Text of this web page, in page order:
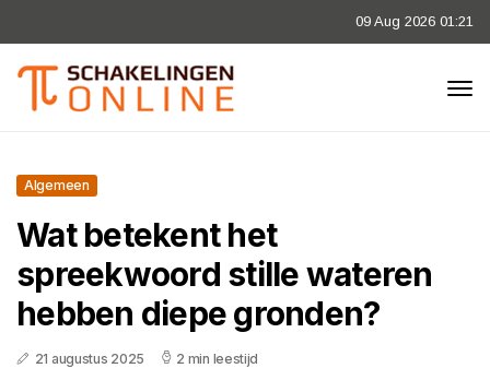
09 Aug 2026 01:21
Algemeen
Wat betekent het
spreekwoord stille wateren
hebben diepe gronden?
21 augustus 2025 2 min leestijd